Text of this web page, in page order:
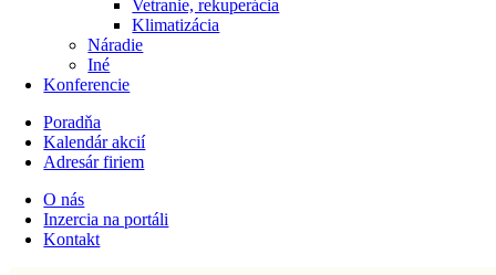
Vetranie, rekuperácia
Klimatizácia
Náradie
Iné
Konferencie
Poradňa
Kalendár akcií
Adresár firiem
O nás
Inzercia na portáli
Kontakt